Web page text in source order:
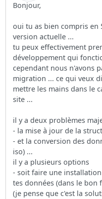
Bonjour,
oui tu as bien compris en
version actuelle ...
tu peux effectivement
développement qui
cependant nous n'avons
migration ... ce qui veux
mettre les mains dans le
site ...
il y a deux problèmes
- la mise à jour de la
- et la conversion des
iso) ...
il y a plusieurs options
- soit faire une
tes données (dans le bon
(je pense que c'est la